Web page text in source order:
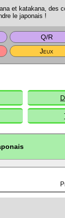
et katakana, des
le japonais !
Q/R
Jeux